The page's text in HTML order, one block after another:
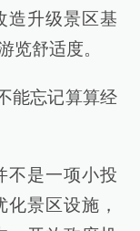
造升级景区基
览舒适度。
能忘记算算经
不是一项小投
景区设施，